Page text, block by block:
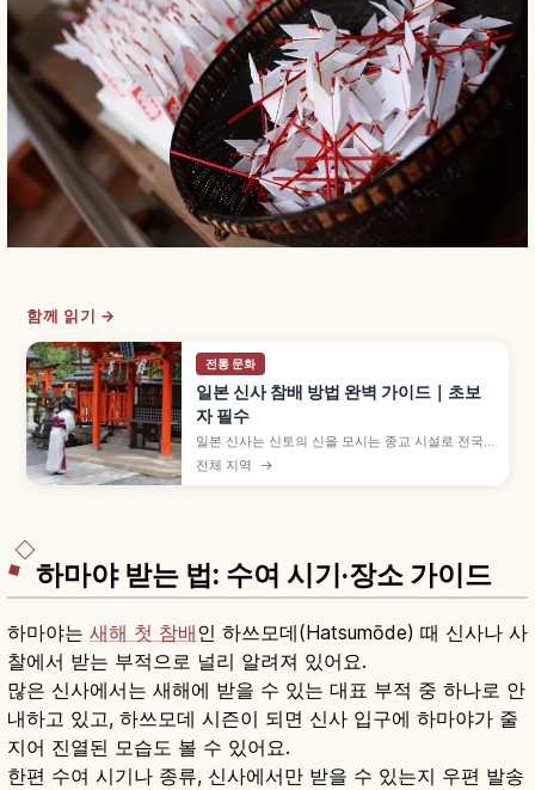
함께 읽기 →
전통 문화
일본 신사 참배 방법 완벽 가이드｜초보
자 필수
일본 신사는 신토의 신을 모시는 종교 시설로 전국
에 약 8만 곳이 있으며, 입구의 도리이가 절과 구분
되는 가장 알기 쉬운 특징입니다. 데미즈야 손 씻는
전체 지역 →
하마야 받는 법: 수여 시기·장소 가이드
하마야는 새해 첫 참배인 하쓰모데(Hatsumōde) 때 신사나 사
찰에서 받는 부적으로 널리 알려져 있어요.
많은 신사에서는 새해에 받을 수 있는 대표 부적 중 하나로 안
내하고 있고, 하쓰모데 시즌이 되면 신사 입구에 하마야가 줄
지어 진열된 모습도 볼 수 있어요.
한편 수여 시기나 종류, 신사에서만 받을 수 있는지 우편 발송